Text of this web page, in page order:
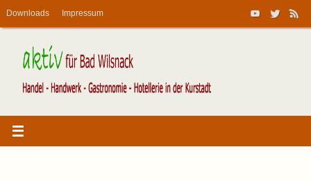
ZumDownloads Impressum
Suchen